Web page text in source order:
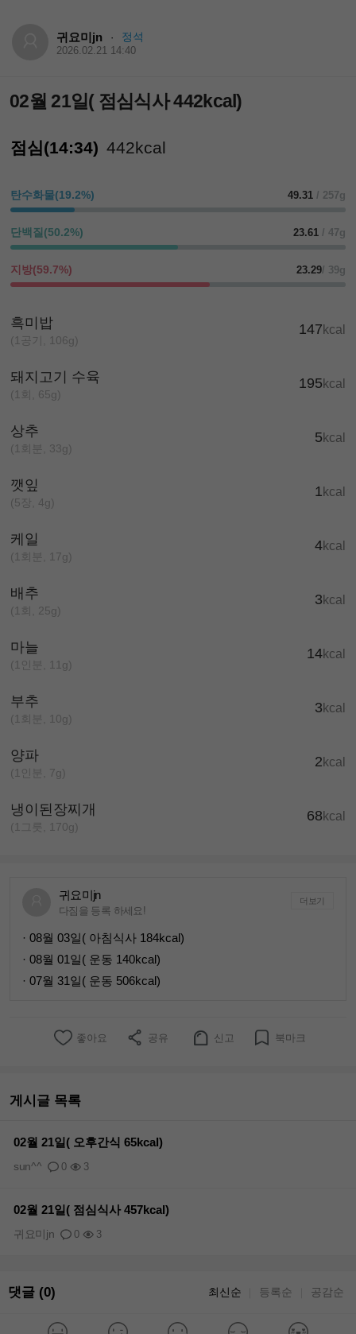
귀요미jn · 정석
2026.02.21 14:40
02월 21일( 점심식사 442kcal)
점심(14:34) 442kcal
탄수화물(19.2%) 49.31 / 257g
단백질(50.2%) 23.61 / 47g
지방(59.7%) 23.29/ 39g
흑미밥
(1공기, 106g)
147 kcal
돼지고기 수육
(1회, 65g)
195 kcal
상추
(1회분, 33g)
5 kcal
깻잎
(5장, 4g)
1 kcal
케일
(1회분, 17g)
4kcal
배추
(1회, 25g)
3 kcal
마늘
(1인분, 11g)
14kcal
부추
(1회분, 10g)
3 kcal
양파
(1인분, 7g)
2 kcal
냉이된장찌개
(1그릇, 170g)
68 kcal
귀요미jn
다짐을 등록 하세요!
더보기
· 08월 03일( 아침식사 184kcal)
· 08월 01일( 운동 140kcal)
· 07월 31일( 운동 506kcal)
좋아요 공유 신고 북마크
게시글 목록
02월 21일( 오후간식 65kcal)
0 3
sun^^
02월 21일( 점심식사 457kcal)
0 3
귀요미jn
댓글 (0) 최신순 등록순 공감순